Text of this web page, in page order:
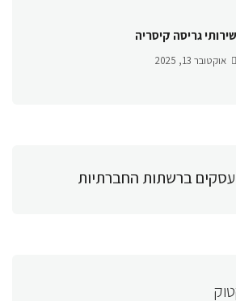
שירותי גריסה קיסריה
אוקטובר 13, 2025
עסקים ברשתות החברתיות